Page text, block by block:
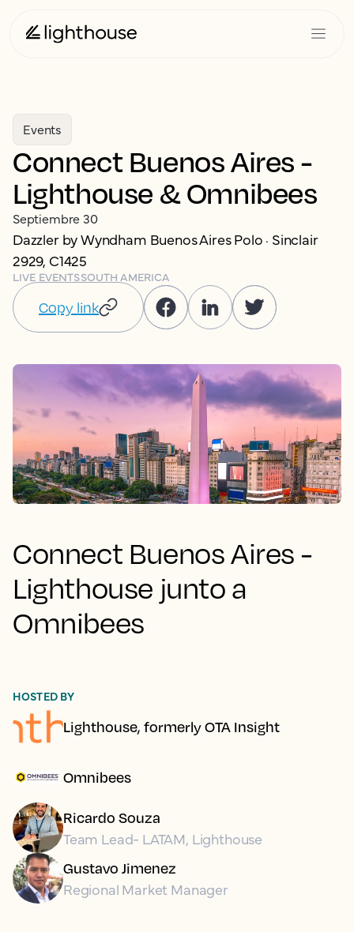
Events
Connect Buenos Aires -
Lighthouse & Omnibees
Septiembre 30
Dazzler by Wyndham Buenos Aires Polo · Sinclair
2929, C1425
LIVE EVENTSSOUTH AMERICA
Copy link
Connect Buenos Aires -
Lighthouse junto a
Omnibees
HOSTED BY
Lighthouse, formerly OTA Insight
Omnibees
Ricardo Souza
Team Lead- LATAM, Lighthouse
Gustavo Jimenez
Regional Market Manager